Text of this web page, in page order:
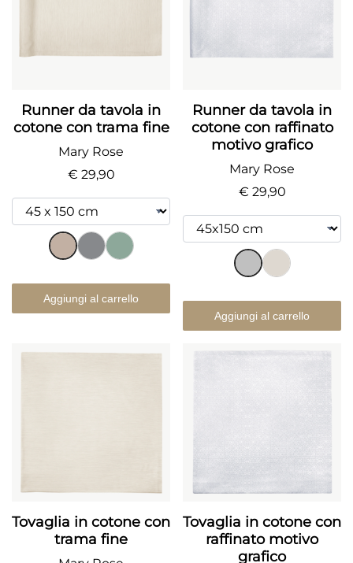
Runner da tavola in
cotone con trama fine
Mary Rose
€ 29,90
Aggiungi al carrello
Runner da tavola in
cotone con raffinato
motivo grafico
Mary Rose
€ 29,90
Aggiungi al carrello
Tovaglia in cotone con
trama fine
Tovaglia in cotone con
raffinato motivo
grafico